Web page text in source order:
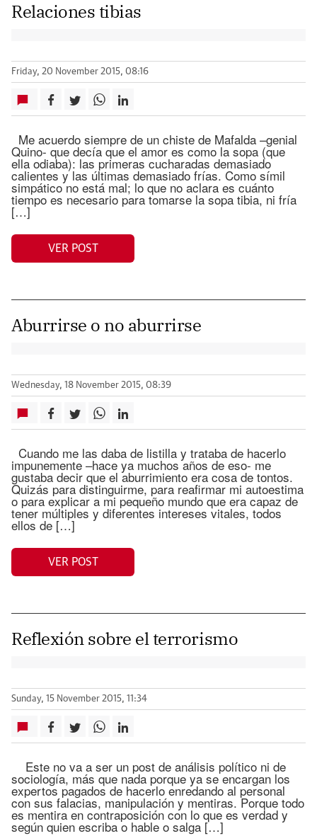
Relaciones tibias
Friday, 20 November 2015, 08:16
Me acuerdo siempre de un chiste de Mafalda –genial
Quino- que decía que el amor es como la sopa (que
ella odiaba): las primeras cucharadas demasiado
calientes y las últimas demasiado frías. Como símil
simpático no está mal; lo que no aclara es cuánto
tiempo es necesario para tomarse la sopa tibia, ni fría
[…]
VER POST
Aburrirse o no aburrirse
Wednesday, 18 November 2015, 08:39
Cuando me las daba de listilla y trataba de hacerlo
impunemente –hace ya muchos años de eso- me
gustaba decir que el aburrimiento era cosa de tontos.
Quizás para distinguirme, para reafirmar mi autoestima
o para explicar a mi pequeño mundo que era capaz de
tener múltiples y diferentes intereses vitales, todos
ellos de […]
VER POST
Reflexión sobre el terrorismo
Sunday, 15 November 2015, 11:34
Este no va a ser un post de análisis político ni de
sociología, más que nada porque ya se encargan los
expertos pagados de hacerlo enredando al personal
con sus falacias, manipulación y mentiras. Porque todo
es mentira en contraposición con lo que es verdad y
según quien escriba o hable o salga […]